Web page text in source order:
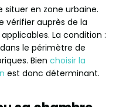
situer en zone urbaine.
vérifier auprès de la
La condition :
le périmètre de
Bien choisir la
est donc déterminant.